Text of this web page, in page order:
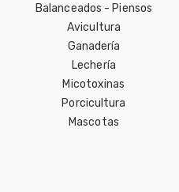
Balanceados - Piensos
Avicultura
Ganadería
Lechería
Micotoxinas
Porcicultura
Mascotas